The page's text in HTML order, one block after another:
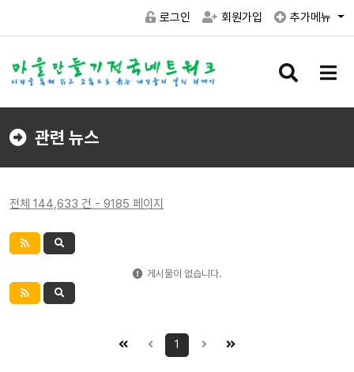
로그인 회원가입 추가메뉴
검
버
메
버
관련 뉴스
전체 144,633 건 - 9185 페이지
게시물이 없습니다.
1